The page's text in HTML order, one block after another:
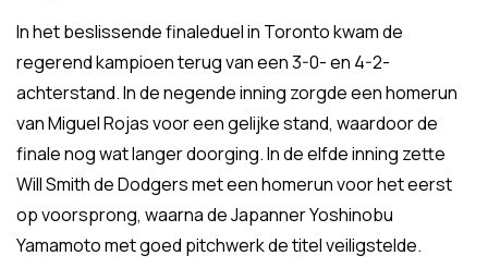
In het beslissende finaleduel in Toronto kwam de
regerend kampioen terug van een 3-0- en 4-2-
achterstand. In de negende inning zorgde een homerun
van Miguel Rojas voor een gelijke stand, waardoor de
finale nog wat langer doorging. In de elfde inning zette
Will Smith de Dodgers met een homerun voor het eerst
op voorsprong, waarna de Japanner Yoshinobu
Yamamoto met goed pitchwerk de titel veiligstelde.